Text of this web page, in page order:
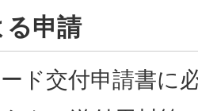
申請
ド交付申請書に